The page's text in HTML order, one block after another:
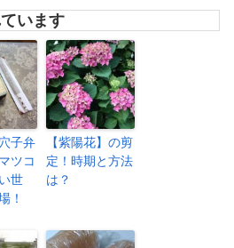
います
子弁
ツコ
世
！
【紫陽花】の剪
定！時期と方法
は？